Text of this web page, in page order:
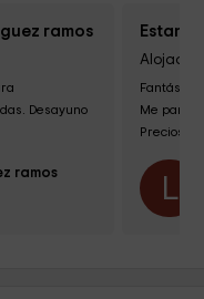
ramos
Desayuno
ramos
Alojado
Me
Precioso
L